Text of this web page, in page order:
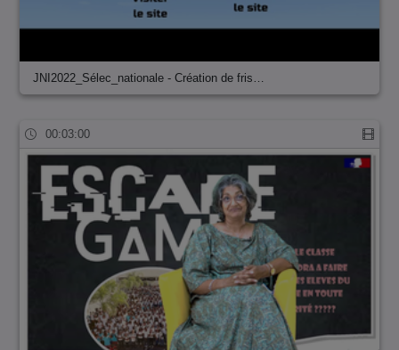
JNI2022_Sélec_nationale - Création de fris…
00:03:00